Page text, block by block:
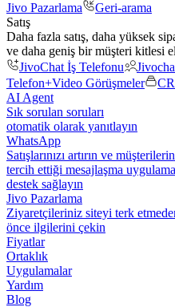
Jivo Pazarlama
Geri-arama
Satış
Daha fazla satış, daha yüksek
ve daha geniş bir müşteri kitlesi
JivoChat İş Telefonu
Telefon+Video Görüşmeler
AI Agent
Sık sorulan soruları
otomatik olarak yanıtlayın
WhatsApp
Satışlarınızı artırın ve
tercih ettiği mesajlaşma
destek sağlayın
Jivo Pazarlama
Ziyaretçileriniz siteyi terk
önce ilgilerini çekin
Fiyatlar
Ortaklık
Uygulamalar
Yardım
Blog